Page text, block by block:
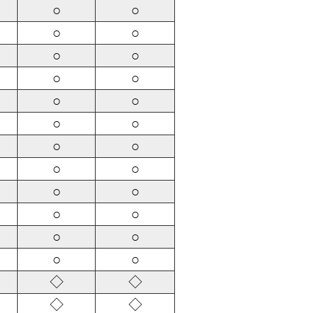
○ ○
○ ○
○ ○
○ ○
○ ○
○ ○
○ ○
○ ○
○ ○
○ ○
○ ○
○ ○
◇ ◇
◇ ◇